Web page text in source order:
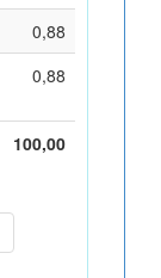
0,88
0,88
100,00